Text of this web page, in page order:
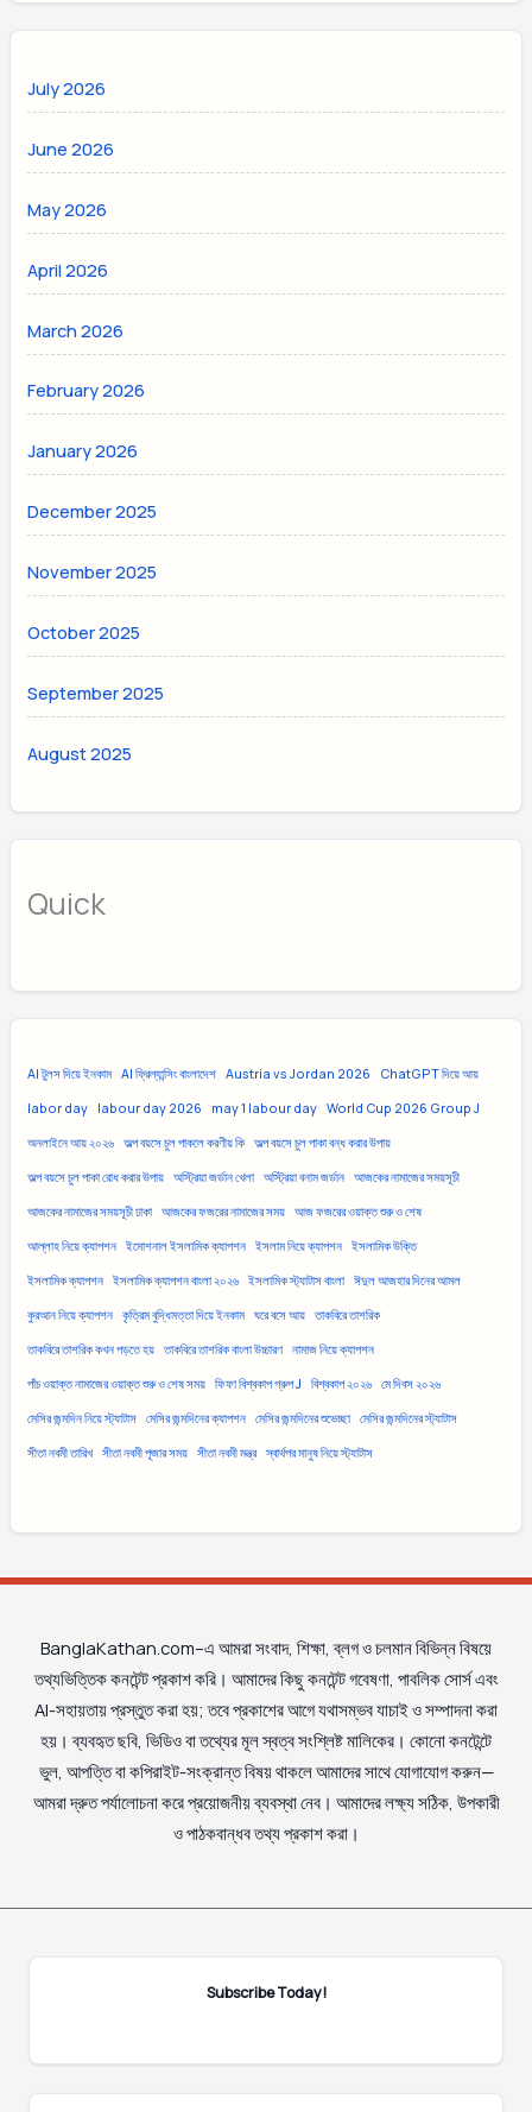
July 2026
June 2026
May 2026
April 2026
March 2026
February 2026
January 2026
December 2025
November 2025
October 2025
September 2025
August 2025
Quick
AI টুলস দিয়ে ইনকাম AI ফ্রিল্যান্সিং বাংলাদেশ Austria vs Jordan 2026 ChatGPT দিয়ে আয়
labor day labour day 2026 may 1 labour day World Cup 2026 Group J
অনলাইনে আয় ২০২৬ অল্প বয়সে চুল পাকলে করণীয় কি অল্প বয়সে চুল পাকা বন্ধ করার উপায়
অল্প বয়সে চুল পাকা রোধ করার উপায় অস্ট্রিয়া জর্ডান খেলা অস্ট্রিয়া বনাম জর্ডান আজকের নামাজের সময়সূচী
আজকের নামাজের সময়সূচী ঢাকা আজকের ফজরের নামাজের সময় আজ ফজরের ওয়াক্ত শুরু ও শেষ
আল্লাহ নিয়ে ক্যাপশন ইমোশনাল ইসলামিক ক্যাপশন ইসলাম নিয়ে ক্যাপশন ইসলামিক উক্তি
ইসলামিক ক্যাপশন ইসলামিক ক্যাপশন বাংলা ২০২৬ ইসলামিক স্ট্যাটাস বাংলা ঈদুল আজহার দিনের আমল
কুরআন নিয়ে ক্যাপশন কৃত্রিম বুদ্ধিমত্তা দিয়ে ইনকাম ঘরে বসে আয় তাকবিরে তাশরিক
তাকবিরে তাশরিক কখন পড়তে হয় তাকবিরে তাশরিক বাংলা উচ্চারণ নামাজ নিয়ে ক্যাপশন
পাঁচ ওয়াক্ত নামাজের ওয়াক্ত শুরু ও শেষ সময় ফিফা বিশ্বকাপ গ্রুপ J বিশ্বকাপ ২০২৬ মে দিবস ২০২৬
মেসির জন্মদিন নিয়ে স্ট্যাটাস মেসির জন্মদিনের ক্যাপশন মেসির জন্মদিনের শুভেচ্ছা মেসির জন্মদিনের স্ট্যাটাস
সীতা নবমী তারিখ সীতা নবমী পূজার সময় সীতা নবমী মন্ত্র স্বার্থপর মানুষ নিয়ে স্ট্যাটাস
BanglaKathan.com–এ আমরা সংবাদ, শিক্ষা, ব্লগ ও চলমান বিভিন্ন বিষয়ে
তথ্যভিত্তিক কনটেন্ট প্রকাশ করি। আমাদের কিছু কনটেন্ট গবেষণা, পাবলিক সোর্স এবং
AI-সহায়তায় প্রস্তুত করা হয়; তবে প্রকাশের আগে যথাসম্ভব যাচাই ও সম্পাদনা করা
হয়। ব্যবহৃত ছবি, ভিডিও বা তথ্যের মূল স্বত্ব সংশ্লিষ্ট মালিকের। কোনো কনটেন্টে
ভুল, আপত্তি বা কপিরাইট-সংক্রান্ত বিষয় থাকলে আমাদের সাথে যোগাযোগ করুন—
আমরা দ্রুত পর্যালোচনা করে প্রয়োজনীয় ব্যবস্থা নেব। আমাদের লক্ষ্য সঠিক, উপকারী
ও পাঠকবান্ধব তথ্য প্রকাশ করা।
Subscribe Today!